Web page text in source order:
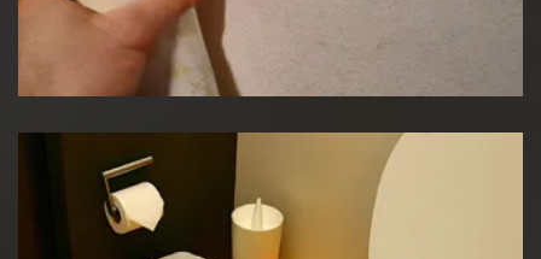
Pose de papier peint